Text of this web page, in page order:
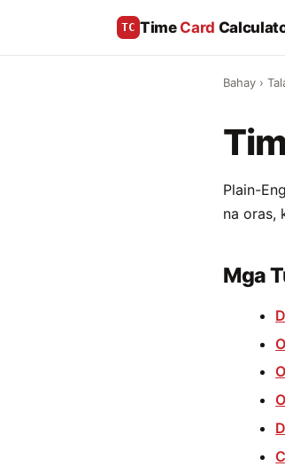
TC Time Card
Bahay ›
Plain-
na oras,
Mga